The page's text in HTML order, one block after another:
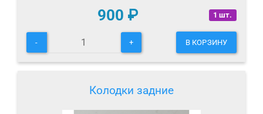
1 шт.
900 ₽
- + В КОРЗИНУ
Колодки задние